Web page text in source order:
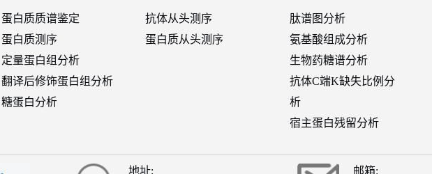
蛋白质质谱鉴定
蛋白质测序
定量蛋白组分析
翻译后修饰蛋白组分析
糖蛋白分析
抗体从头测序
蛋白质从头测序
肽谱图分析
氨基酸组成分析
生物药糖谱分析
抗体C端K缺失比例分
析
宿主蛋白残留分析
地址: 邮箱: